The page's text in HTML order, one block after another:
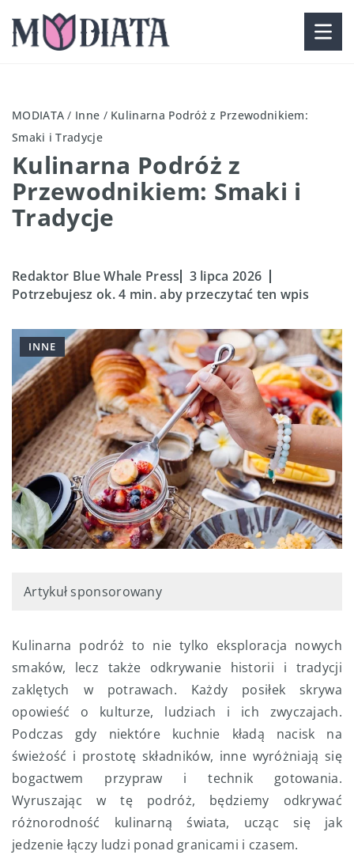
MODIATA / Inne / Kulinarna Podróż z Przewodnikiem:
Smaki i Tradycje
Kulinarna Podróż z
Przewodnikiem: Smaki i
Tradycje
Redaktor Blue Whale Press
3 lipca 2026
Potrzebujesz ok. 4 min. aby przeczytać ten wpis
INNE
Artykuł sponsorowany
Kulinarna podróż to nie tylko eksploracja nowych
smaków, lecz także odkrywanie historii i tradycji
zaklętych w potrawach. Każdy posiłek skrywa
opowieść o kulturze, ludziach i ich zwyczajach.
Podczas gdy niektóre kuchnie kładą nacisk na
świeżość i prostotę składników, inne wyróżniają się
bogactwem przypraw i technik gotowania.
Wyruszając w tę podróż, będziemy odkrywać
różnorodność kulinarną świata, ucząc się jak
jedzenie łączy ludzi ponad granicami i czasem.